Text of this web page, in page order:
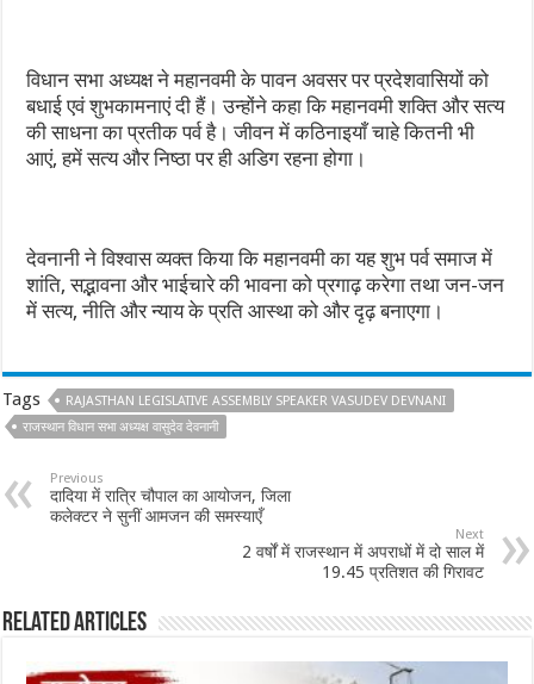
विधान सभा अध्यक्ष ने महानवमी के पावन अवसर पर प्रदेशवासियों को
बधाई एवं शुभकामनाएं दी हैं। उन्होंने कहा कि महानवमी शक्ति और सत्य
की साधना का प्रतीक पर्व है। जीवन में कठिनाइयाँ चाहे कितनी भी
आएं, हमें सत्य और निष्ठा पर ही अडिग रहना होगा।
देवनानी ने विश्वास व्यक्त किया कि महानवमी का यह शुभ पर्व समाज में
शांति, सद्भावना और भाईचारे की भावना को प्रगाढ़ करेगा तथा जन-जन
में सत्य, नीति और न्याय के प्रति आस्था को और दृढ़ बनाएगा।
Tags
RAJASTHAN LEGISLATIVE ASSEMBLY SPEAKER VASUDEV DEVNANI
राजस्‍थान विधान सभा अध्‍यक्ष वासुदेव देवनानी
Previous
दादिया में रात्रि चौपाल का आयोजन, जिला
कलेक्टर ने सुनीं आमजन की समस्याएँ
Next
2 वर्षों में राजस्थान में अपराधों में दो साल में
19.45 प्रतिशत की गिरावट
Related Articles